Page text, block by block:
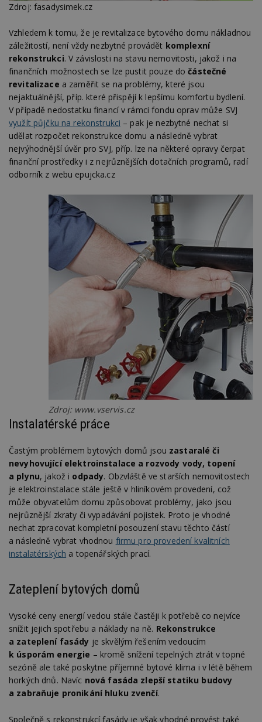
Zdroj: fasadysimek.cz
Vzhledem k tomu, že je revitalizace bytového domu nákladnou
záležitostí, není vždy nezbytné provádět komplexní
rekonstrukci. V závislosti na stavu nemovitosti, jakož i na
finančních možnostech se lze pustit pouze dočástečné
revitalizace a zaměřit se na problémy, které jsou
nejaktuálnější, příp. které přispějí k lepšímu komfortu bydlení.
V případě nedostatku financí v rámci fondu oprav může SVJ
využít půjčku na rekonstrukci – pak je nezbytné nechat si
udělat rozpočet rekonstrukce domu a následně vybrat
nejvýhodnější úvěr pro SVJ, příp. lze na některé opravy čerpat
finanční prostředky i z nejrůznějších dotačních programů, radí
odborník z webu epujcka.cz
Zdroj: www.vservis.cz
Instalatérské práce
Častým problémem bytových domů jsou zastaralé či
nevyhovující elektroinstalace a rozvody vody, topení
a plynu, jakož i odpady. Obzvláště ve starších nemovitostech
je elektroinstalace stále ještě v hliníkovém provedení, což
může obyvatelům domu způsobovat problémy, jako jsou
nejrůznější zkraty či vypadávání pojistek. Proto je vhodné
nechat zpracovat kompletní posouzení stavu těchto částí
a následně vybrat vhodnou firmu pro provedení kvalitních
instalatérských a topenářských prací.
Zateplení bytových domů
Vysoké ceny energií vedou stále častěji k potřebě co nejvíce
snížit jejich spotřebu a náklady na ně. Rekonstrukce
a zateplení fasády je skvělým řešením vedoucím
k úsporám energie – kromě snížení tepelných ztrát v topné
sezóně ale také poskytne příjemné bytové klima i v létě během
horkých dnů. Navíc nová fasáda zlepší statiku budovy
a zabraňuje pronikání hluku zvenčí.
Společně s rekonstrukcí fasády je však vhodné provést také